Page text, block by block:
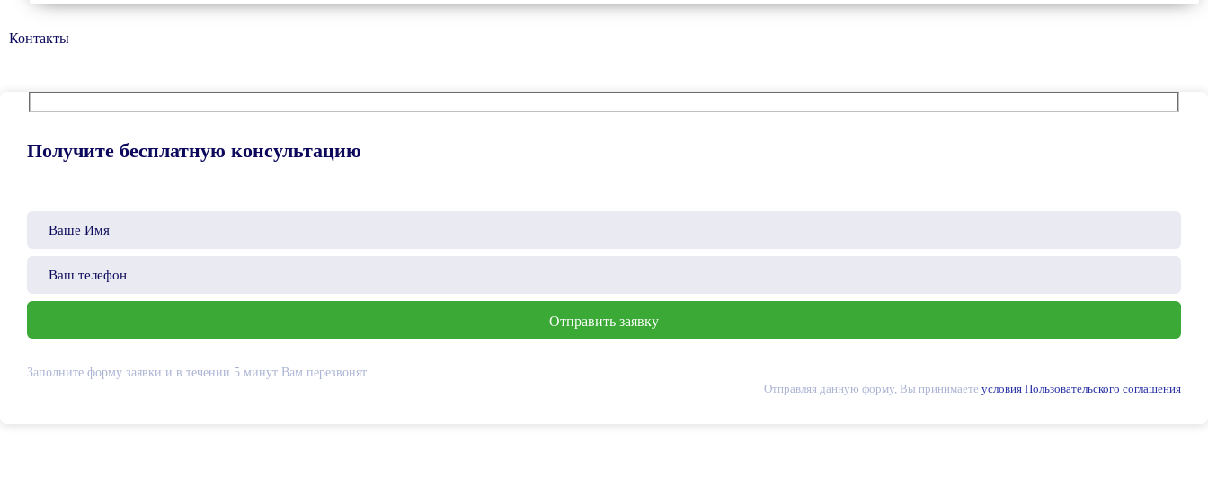
Контакты
Получите бесплатную консультацию
Заполните форму заявки и в течении 5 минут Вам перезвонят
Отправляя данную форму, Вы принимаете условия Пользовательского соглашения